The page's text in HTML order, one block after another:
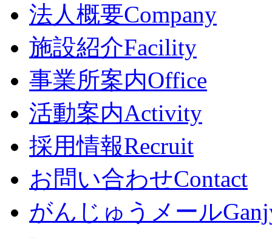
法人概要Company
施設紹介Facility
事業所案内Office
活動案内Activity
採用情報Recruit
お問い合わせContact
がんじゅうメール